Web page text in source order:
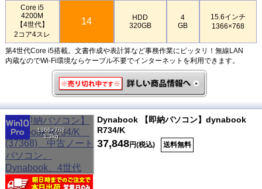
Core i5
4200M
【4世代】
2コア4スレ
14
HDD
320GB
4
GB
15.6インチ
1366×768
第4世代Core i5搭載。文書作成や表計算など事務作業にピッタリ！無線LAN
内蔵なのでWi-Fi環境ならケーブル不要でインターネットを利用できます。
1366×768
1.3kg
Dynabook 【即納パソコン】dynabook
R734/K
37,848円(税込) 送料無料